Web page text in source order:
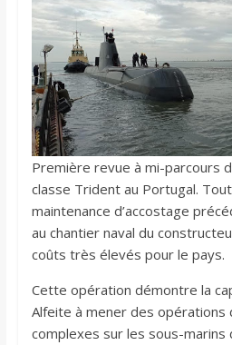
Première revue à mi-parcours
classe Trident au Portugal.
maintenance d’accostage
au chantier naval du
coûts très élevés pour le pays.
Cette opération démontre la
Alfeite à mener des opérations
complexes sur les sous-marins